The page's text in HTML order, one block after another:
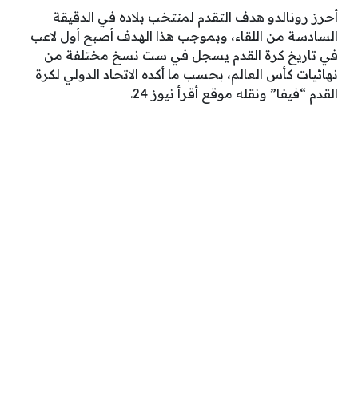
أحرز رونالدو هدف التقدم لمنتخب بلاده في الدقيقة
السادسة من اللقاء، وبموجب هذا الهدف أصبح أول لاعب
في تاريخ كرة القدم يسجل في ست نسخ مختلفة من
نهائيات كأس العالم، بحسب ما أكده الاتحاد الدولي لكرة
القدم “فيفا” ونقله موقع أقرأ نيوز 24.